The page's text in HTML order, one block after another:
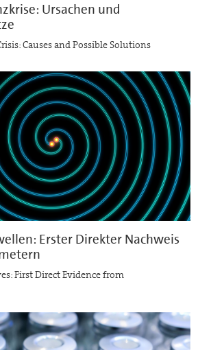
Ursachen und
Causes and Possible Solutions
Erster Direkter Nachweis
First Direct Evidence from